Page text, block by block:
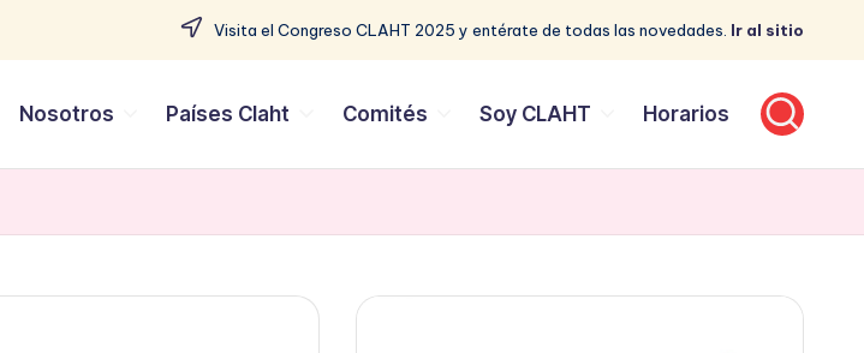
Visita el Congreso CLAHT 2025 y entérate de todas las novedades. Ir al sitio
Nosotros Países Claht Comités Soy CLAHT Horarios